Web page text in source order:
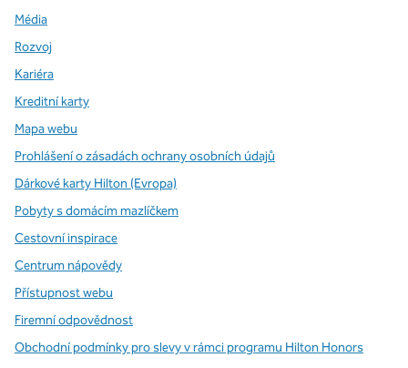
Média
Rozvoj
Kariéra
Kreditní karty
Mapa webu
Prohlášení o zásadách ochrany osobních údajů
Dárkové karty Hilton (Evropa)
Pobyty s domácím mazlíčkem
Cestovní inspirace
Centrum nápovědy
Přístupnost webu
Firemní odpovědnost
Obchodní podmínky pro slevy v rámci programu Hilton Honors